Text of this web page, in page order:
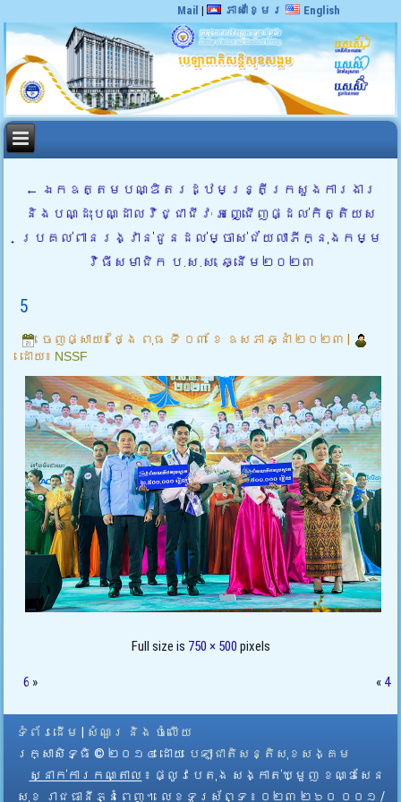
Mail | ភាសាខ្មែរ English
← ឯកឧត្តមបណ្ឌិតរដ្ឋមន្ត្រីក្រសួងការងារ
និងបណ្ដុះបណ្ដាលវិជ្ជាជីវៈ អញ្ជើញផ្ដល់កិត្តិយស
ប្រគល់ពានរង្វាន់ជូនដល់ម្ចាស់ជ័យលាភីក្នុងកម្ម
វិធីសមាជិក ប.ស.ស. ឆ្នើម២០២៣
5
ចេញផ្សាយ៖ ថ្ងៃ ពុធ ទី ០៣ ខែ ឧសភា ឆ្នាំ ២០២៣
ដោយ៖ NSSF
Full size is 750 × 500 pixels
6 » « 4
ទំព័រដើម
សំណួរ និង ចំលើយ
រក្សាសិទ្ធិ © ២០១៤ ដោយ​ បេឡាជាតិសន្តិសុខសង្គម
ស្នាក់ការកណ្តាល ៖ ផ្លូវបេតុង សង្កាត់ឃ្មួញ ខណ្ឌសែន
សុខ រាជធានីភ្នំពេញ។ លេខទូរស័ព្ទ ៖ ០២៣ ២៦០ ០០១ /